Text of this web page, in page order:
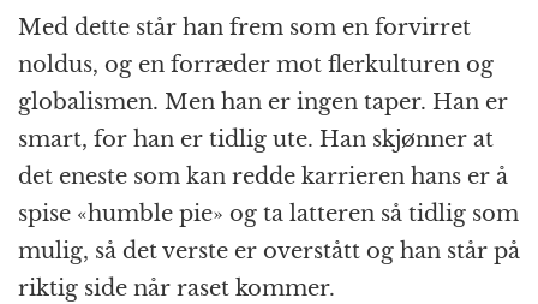
Med dette står han frem som en forvirret
noldus, og en forræder mot flerkulturen og
globalismen. Men han er ingen taper. Han er
smart, for han er tidlig ute. Han skjønner at
det eneste som kan redde karrieren hans er å
spise «humble pie» og ta latteren så tidlig som
mulig, så det verste er overstått og han står på
riktig side når raset kommer.